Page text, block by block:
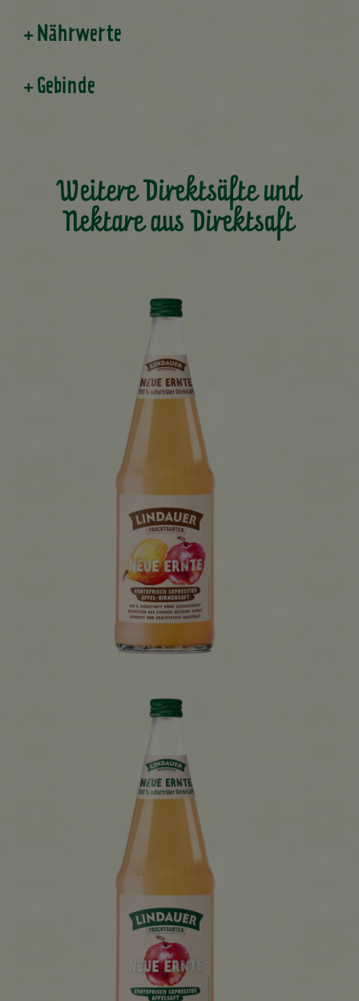
Nährwerte
Gebinde
Weitere Direktsäfte und
Nektare aus Direktsaft